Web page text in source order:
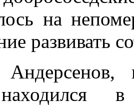
на
развивать